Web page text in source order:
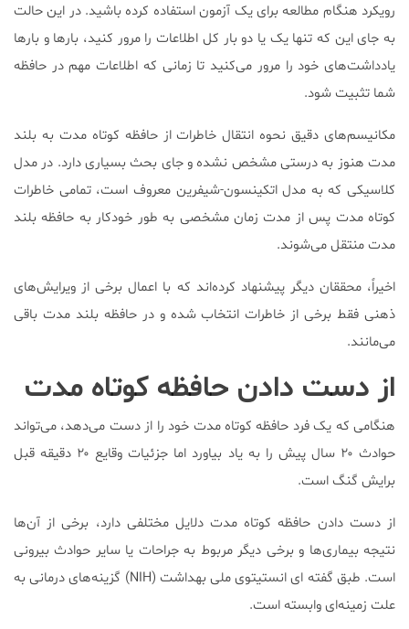
رویکرد هنگام مطالعه برای یک آزمون استفاده کرده باشید. در این حالت
به جای این که تنها یک یا دو بار کل اطلاعات را مرور کنید، بارها و بارها
یادداشت‌های خود را مرور می‌کنید تا زمانی که اطلاعات مهم در حافظه
شما تثبیت شود.
مکانیسم‌های دقیق نحوه انتقال خاطرات از حافظه کوتاه مدت به بلند
مدت هنوز به درستی مشخص نشده و جای بحث بسیاری دارد. در مدل
کلاسیکی که به مدل اتکینسون-شیفرین معروف است، تمامی خاطرات
کوتاه مدت پس از مدت زمان مشخصی به طور خودکار به حافظه بلند
مدت منتقل می‌شوند.
اخیراً، محققان دیگر پیشنهاد کرده‌اند كه با اعمال برخی از ویرایش‌های
ذهنی فقط برخی از خاطرات انتخاب شده و در حافظه بلند مدت باقی
می‌مانند.
از دست دادن حافظه کوتاه مدت
هنگامی که یک فرد حافظه کوتاه مدت خود را از دست می‌دهد، می‌تواند
حوادث ۲۰ سال پیش را به یاد بیاورد اما جزئیات وقایع ۲۰ دقیقه قبل
برایش گنگ است.
از دست دادن حافظه کوتاه مدت دلایل مختلفی دارد، برخی از آن‌ها
نتیجه بیماری‌ها و برخی دیگر مربوط به جراحات یا سایر حوادث بیرونی
است. طبق گفته ‌ای انستیتوی ملی بهداشت (NIH) گزینه‌های درمانی به
علت زمینه‌ای وابسته است.